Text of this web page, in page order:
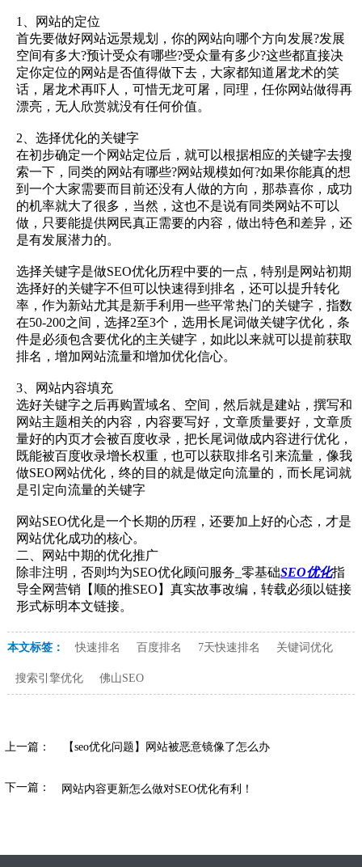
1、网站的定位
首先要做好网站远景规划，你的网站向哪个方向发展?发展
空间有多大?预计受众有哪些?受众量有多少?这些都直接决
定你定位的网站是否值得做下去，大家都知道屠龙术的笑
话，屠龙术再吓人，可惜无龙可屠，同理，任你网站做得再
漂亮，无人欣赏就没有任何价值。
2、选择优化的关键字
在初步确定一个网站定位后，就可以根据相应的关键字去搜
索一下，同类的网站有哪些?网站规模如何?如果你能真的想
到一个大家需要而目前还没有人做的方向，那恭喜你，成功
的机率就大了很多，当然，这也不是说有同类网站不可以
做，只要能提供网民真正需要的内容，做出特色和差异，还
是有发展潜力的。
选择关键字是做SEO优化历程中要的一点，特别是网站初期
选择好的关键字不但可以快速得到排名，还可以提升转化
率，作为新站尤其是新手利用一些平常热门的关键字，指数
在50-200之间，选择2至3个，选用长尾词做关键字优化，条
件是必须包含要优化的主关键字，如此以来就可以提前获取
排名，增加网站流量和增加优化信心。
3、网站内容填充
选好关键字之后再购置域名、空间，然后就是建站，撰写和
网站主题相关的内容，内容要写好，文章质量要好，文章质
量好的内页才会被百度收录，把长尾词做成内容进行优化，
既能被百度收录增长权重，也可以获取排名引来流量，像我
做SEO网站优化，终的目的就是做定向流量的，而长尾词就
是引定向流量的关键字
网站SEO优化是一个长期的历程，还要加上好的心态，才是
网站优化成功的核心。
二、网站中期的优化推广
除非注明，否则均为SEO优化顾问服务_零基础SEO优化指
导全网营销【顺的推SEO】真实故事改编，转载必须以链接
形式标明本文链接。
本文标签： 快速排名 百度排名 7天快速排名 关键词优化
搜索引擎优化 佛山SEO
上一篇： 【seo优化问题】网站被恶意镜像了怎么办
下一篇： 网站内容更新怎么做对SEO优化有利！